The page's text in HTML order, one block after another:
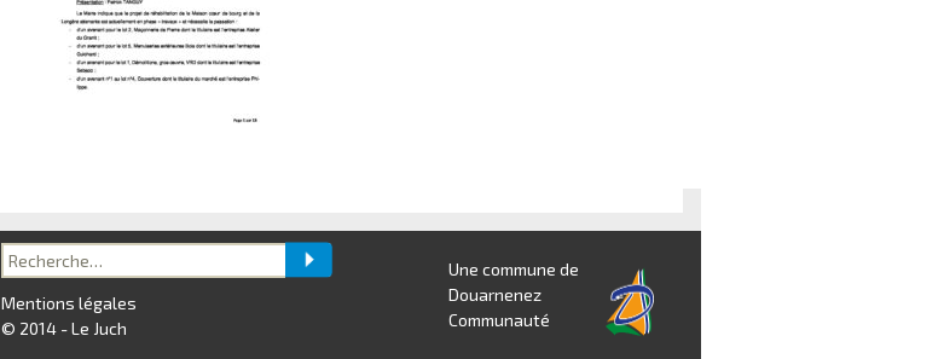
Recherche
pour :
Mentions légales
© 2014 - Le Juch
Une commune de
Douarnenez
Communauté